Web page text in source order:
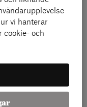
vi hanterar
cookie- och